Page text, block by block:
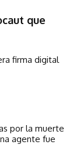
que
firma digital
por la muerte
agente fue